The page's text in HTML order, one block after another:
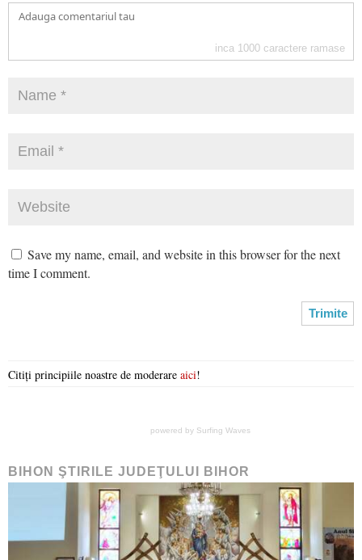
inca 1000 caractere ramase
Save my name, email, and website in this browser for the next
time I comment.
Citiți principiile noastre de moderare aici!
powered by Surfing Waves
BIHON ŞTIRILE JUDEŢULUI BIHOR